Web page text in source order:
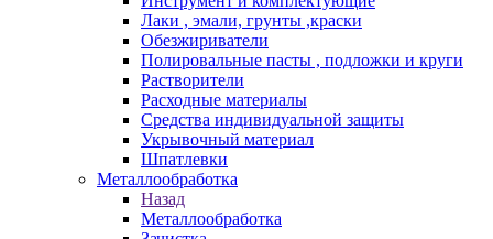
Лаки , эмали, грунты ,краски
Обезжириватели
Полировальные пасты , подложки и круги
Растворители
Расходные материалы
Средства индивидуальной защиты
Укрывочный материал
Шпатлевки
Металлообработка
Назад
Металлообработка